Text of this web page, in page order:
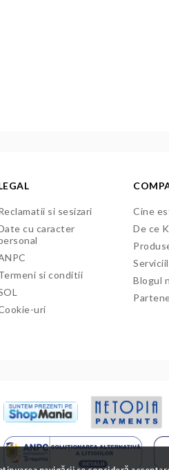
si sesizari
cu caracter
si conditii
uri
Cine
De ce
Blogul